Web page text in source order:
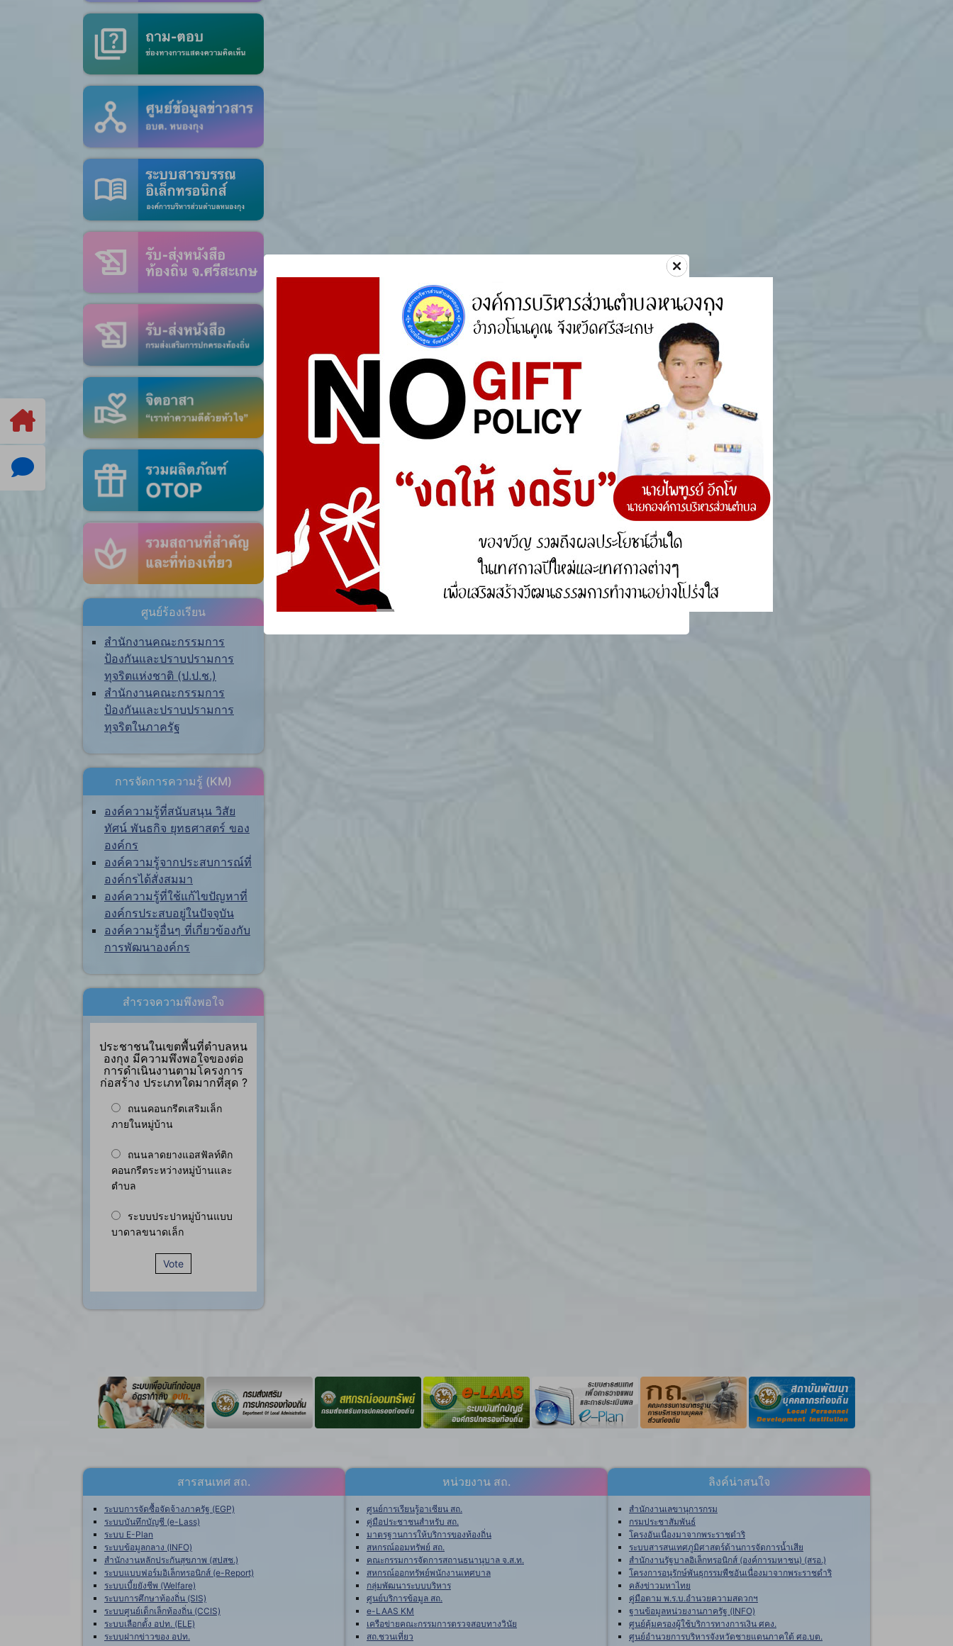
ศูนย์ร้องเรียน
สำนักงานคณะกรรมการ
ป้องกันและปราบปรามการ
ทุจริตแห่งชาติ (ป.ป.ช.)
สำนักงานคณะกรรมการ
ป้องกันและปราบปรามการ
ทุจริตในภาครัฐ
การจัดการความรู้ (KM)
องค์ความรู้ที่สนับสนุน วิสัย
ทัศน์ พันธกิจ ยุทธศาสตร์ ของ
องค์กร
องค์ความรู้จากประสบการณ์ที่
องค์กรได้สั่งสมมา
องค์ความรู้ที่ใช้แก้ไขปัญหาที่
องค์กรประสบอยู่ในปัจจุบัน
องค์ความรู้อื่นๆ ที่เกี่ยวข้องกับ
การพัฒนาองค์กร
สำรวจความพึงพอใจ
ประชาชนในเขตพื้นที่ตำบลหน
องกุง มีความพึงพอใจของต่อ
การดำเนินงานตามโครงการ
ก่อสร้าง ประเภทใดมากที่สุด ?
ถนนคอนกรีตเสริมเล็ก
ภายในหมู่บ้าน
ถนนลาดยางแอสฟัลท์ติก
คอนกรีตระหว่างหมู่บ้านและ
ตำบล
ระบบประปาหมู่บ้านแบบ
บาดาลขนาดเล็ก
Vote
สารสนเทศ สถ.
ระบบการจัดซื้อจัดจ้างภาครัฐ (EGP)
ระบบบันทึกบัญชี (e-Lass)
ระบบ E-Plan
ระบบข้อมูลกลาง (INFO)
สำนักงานหลักประกันสุขภาพ (สปสช.)
ระบบแบบฟอร์มอิเล็กทรอนิกส์ (e-Report)
ระบบเบี้ยยังชีพ (Welfare)
ระบบการศึกษาท้องถิ่น (SIS)
ระบบศูนย์เด็กเล็กท้องถิ่น (CCIS)
ระบบเลือกตั้ง อปท. (ELE)
ระบบฝากข่าวของ อปท.
หน่วยงาน สถ.
ศูนย์การเรียนรู้อาเซียน สถ.
คู่มือประชาชนสำหรับ สถ.
มาตรฐานการให้บริการของท้องถิ่น
สหกรณ์ออมทรัพย์ สถ.
คณะกรรมการจัดการสถานธนานุบาล จ.ส.ท.
สหกรณ์ออกทรัพย์พนักงานเทศบาล
กลุ่มพัฒนาระบบบริหาร
ศูนย์บริการข้อมูล สถ.
e-LAAS KM
เครือข่ายคณะกรรมการตรวจสอบทางวินัย
สถ.ชวนเที่ยว
ลิงค์น่าสนใจ
สำนักงานเลขานุการกรม
กรมประชาสัมพันธ์
โครงอันเนื่องมาจากพระราชดำริ
ระบบสารสนเทศภูมิศาสตร์ด้านการจัดการน้ำเสีย
สำนักงานรัฐบาลอิเล็กทรอนิกส์ (องค์การมหาชน) (สรอ.)
โครงการอนุรักษ์พันธุกรรมพืชอันเนื่องมาจากพระราชดำริ
คลังข่าวมหาไทย
คู่มือตาม พ.ร.บ.อำนวยความสดวกฯ
ฐานข้อมูลหน่วยงานภาครัฐ (INFO)
ศูนย์คุ้มครองผู้ใช้บริการทางการเงิน ศคง.
ศูนย์อำนวยการบริหารจังหวัดชายแดนภาคใต้ ศอ.บต.